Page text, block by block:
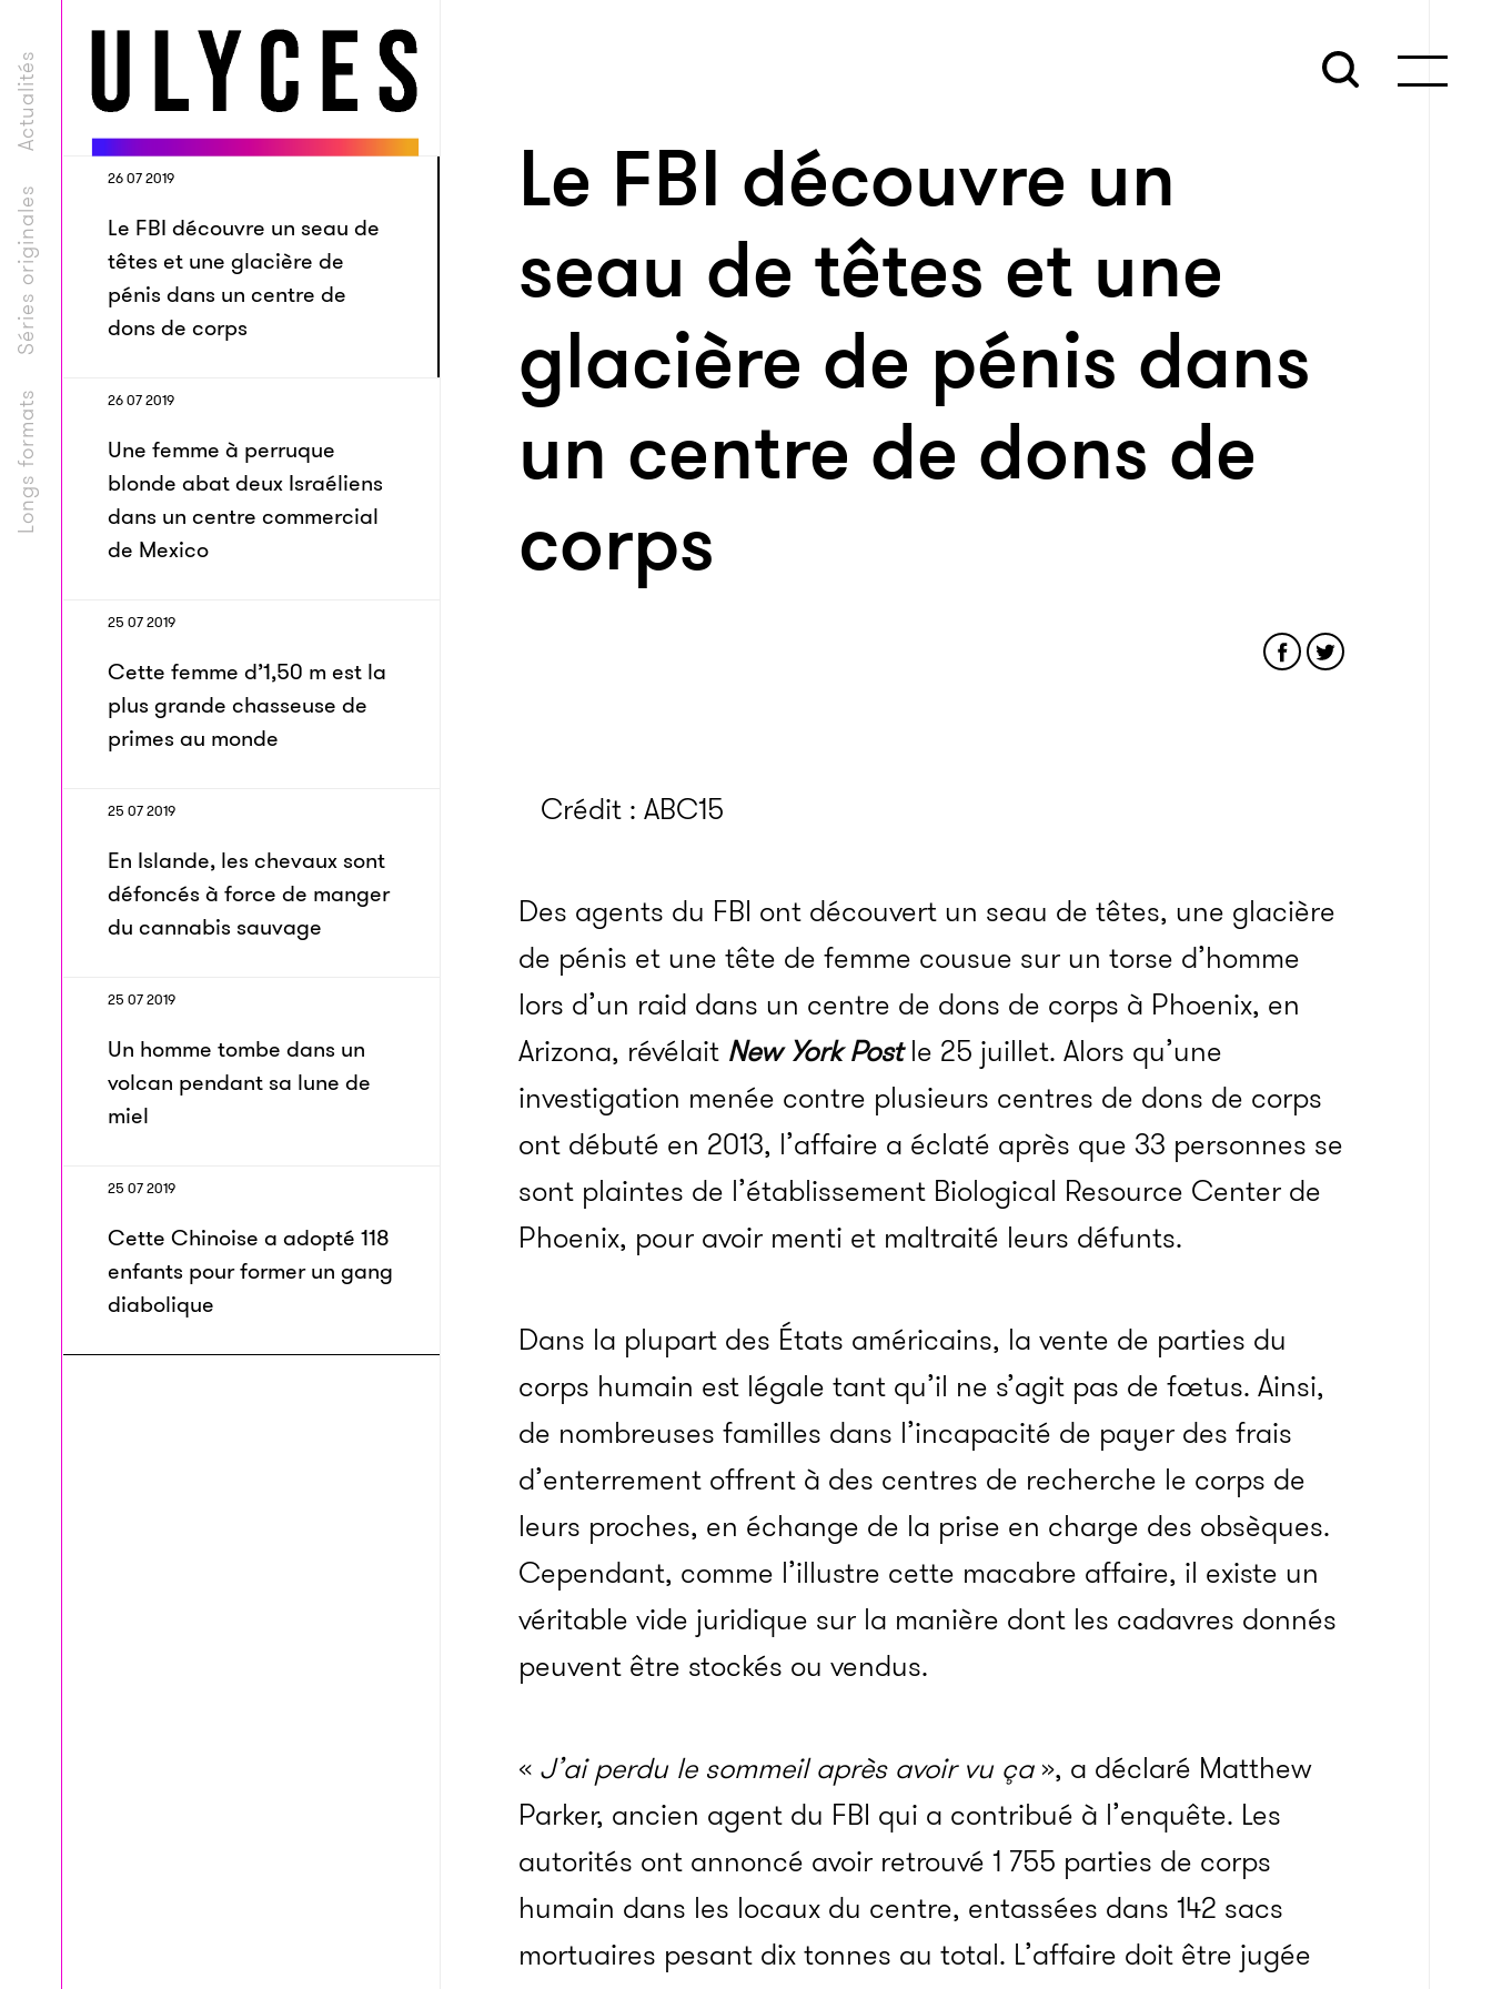
Longs formats
Séries originales
Actualités
26 07 2019
Le FBI découvre un seau de
têtes et une glacière de
pénis dans un centre de
dons de corps
26 07 2019
Une femme à perruque
blonde abat deux Israéliens
dans un centre commercial
de Mexico
25 07 2019
Cette femme d’1,50 m est la
plus grande chasseuse de
primes au monde
25 07 2019
En Islande, les chevaux sont
défoncés à force de manger
du cannabis sauvage
25 07 2019
Un homme tombe dans un
volcan pendant sa lune de
miel
25 07 2019
Cette Chinoise a adopté 118
enfants pour former un gang
diabolique
Le FBI découvre un
seau de têtes et une
glacière de pénis dans
un centre de dons de
corps
Crédit : ABC15
Des agents du FBI ont découvert un seau de têtes, une glacière
de pénis et une tête de femme cousue sur un torse d’homme
lors d’un raid dans un centre de dons de corps à Phoenix, en
Arizona, révélait New York Postle 25 juillet. Alors qu’une
investigation menée contre plusieurs centres de dons de corps
ont débuté en 2013, l’affaire a éclaté après que 33 personnes se
sont plaintes de l’établissement Biological Resource Center de
Phoenix, pour avoir menti et maltraité leurs défunts.
Dans la plupart des États américains, la vente de parties du
corps humain est légale tant qu’il ne s’agit pas de fœtus. Ainsi,
de nombreuses familles dans l’incapacité de payer des frais
d’enterrement offrent à des centres de recherche le corps de
leurs proches, en échange de la prise en charge des obsèques.
Cependant, comme l’illustre cette macabre affaire, il existe un
véritable vide juridique sur la manière dont les cadavres donnés
peuvent être stockés ou vendus.
« J’ai perdu le sommeil après avoir vu ça», a déclaré Matthew
Parker, ancien agent du FBI qui a contribué à l’enquête. Les
autorités ont annoncé avoir retrouvé 1 755 parties de corps
humain dans les locaux du centre, entassées dans 142 sacs
mortuaires pesant dix tonnes au total. L’affaire doit être jugée